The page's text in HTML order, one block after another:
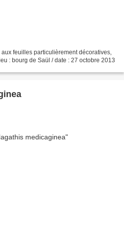
feuilles particulièrement décoratives,
: bourg de Saül / date : 27 octobre 2013